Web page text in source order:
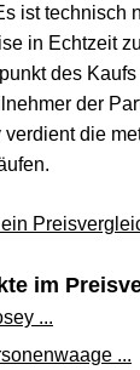
ist technisch
in Echtzeit
des
der
die
im
...
...